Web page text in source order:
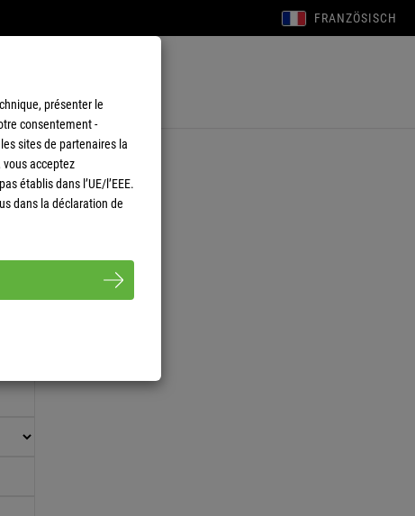
FRANZÖSISCH
présenter le
consentement -
sites de partenaires la
vous acceptez
établis dans l’UE/l’EEE.
dans la déclaration de